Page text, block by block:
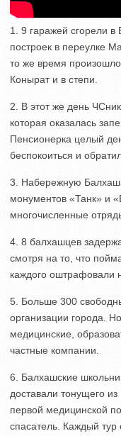
1. 9 гаражей сгорели
построек в переулке
то же время
Конырат и в степи.
2. В этот же день
которая оказалась
Пенсионерка целый
беспокоиться и
3. Набережную
монументов «Танк» и
многочисленные
4. 8 балхашцев
смотря на то, что
каждого оштрафовали
5. Больше 300
организации города.
медицинские,
частные компании.
6. Балхашские
доставали тонущего
первой медицинской
спасатель. Каждый